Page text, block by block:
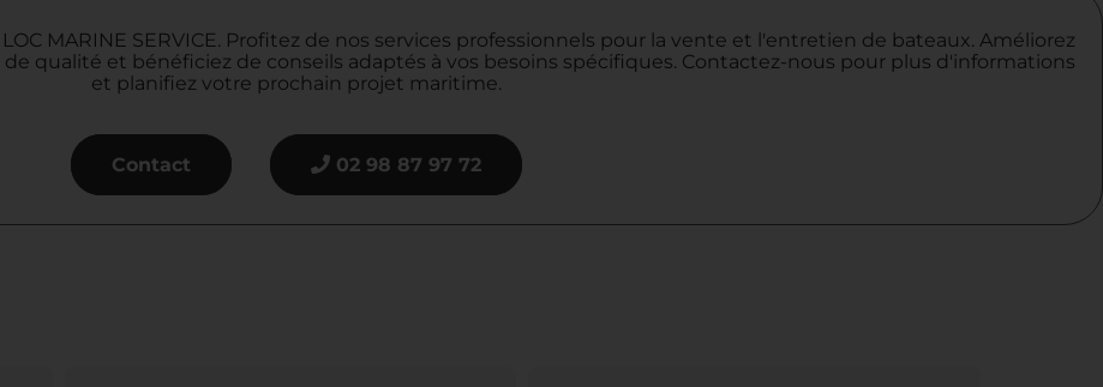
MARINE SERVICE. Profitez de nos services professionnels pour la vente et l'entretien de bateaux. Améliorez
qualité et bénéficiez de conseils adaptés à vos besoins spécifiques. Contactez-nous pour plus d'informations
et planifiez votre prochain projet maritime.
Contact 02 98 87 97 72